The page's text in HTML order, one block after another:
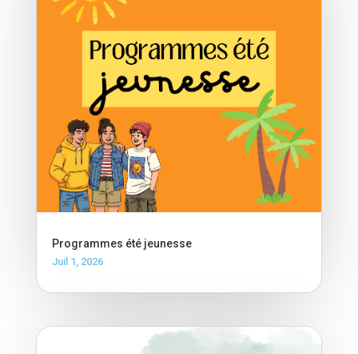
Programmes été jeunesse
Juil 1, 2026